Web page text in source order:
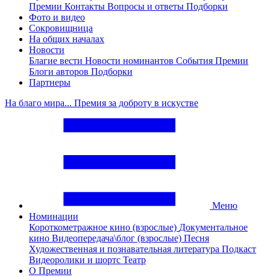
Премии Контакты Вопросы и ответы Подборки
Фото и видео
Сокровищница
На общих началах
Новости
Благие вести Новости номинантов События Премии
Блоги авторов Подборки
Партнеры
На благо мира... Премия за доброту в искустве
Меню
Номинации
Короткометражное кино (взрослые) Документальное
кино Видеопередача\блог (взрослые) Песня
Художественная и познавательная литература Подкаст
Видеоролики и шортс Театр
О Премии